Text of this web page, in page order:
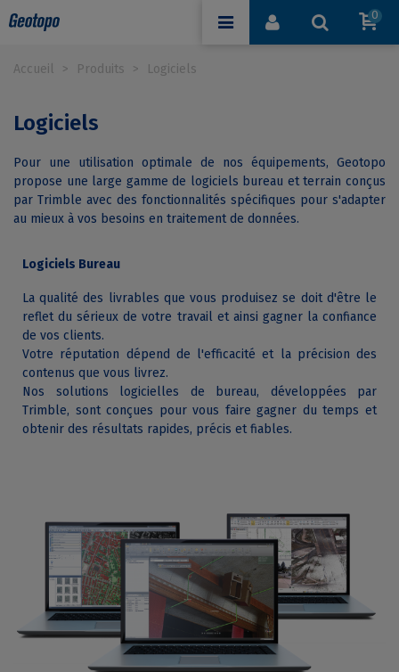
0
Accueil > Produits > Logiciels
Logiciels
Pour une utilisation optimale de nos équipements, Geotopo
propose une large gamme de logiciels bureau et terrain conçus
par Trimble avec des fonctionnalités spécifiques pour s'adapter
au mieux à vos besoins en traitement de données.
Logiciels Bureau
La qualité des livrables que vous produisez se doit d'être le
reflet du sérieux de votre travail et ainsi gagner la confiance
de vos clients.
Votre réputation dépend de l'efficacité et la précision des
contenus que vous livrez.
Nos solutions logicielles de bureau, développées par
Trimble, sont conçues pour vous faire gagner du temps et
obtenir des résultats rapides, précis et fiables.